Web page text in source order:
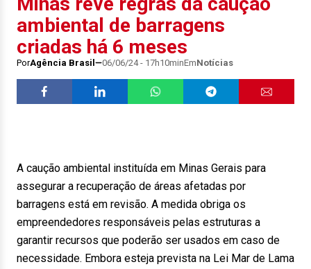
ambiental de barragens
criadas há 6 meses
PorAgência Brasil 06/06/24 - 17h10minEmNotícias
A caução ambiental instituída em Minas Gerais para
assegurar a recuperação de áreas afetadas por
barragens está em revisão. A medida obriga os
empreendedores responsáveis pelas estruturas a
garantir recursos que poderão ser usados em caso de
necessidade. Embora esteja prevista na Lei Mar de Lama